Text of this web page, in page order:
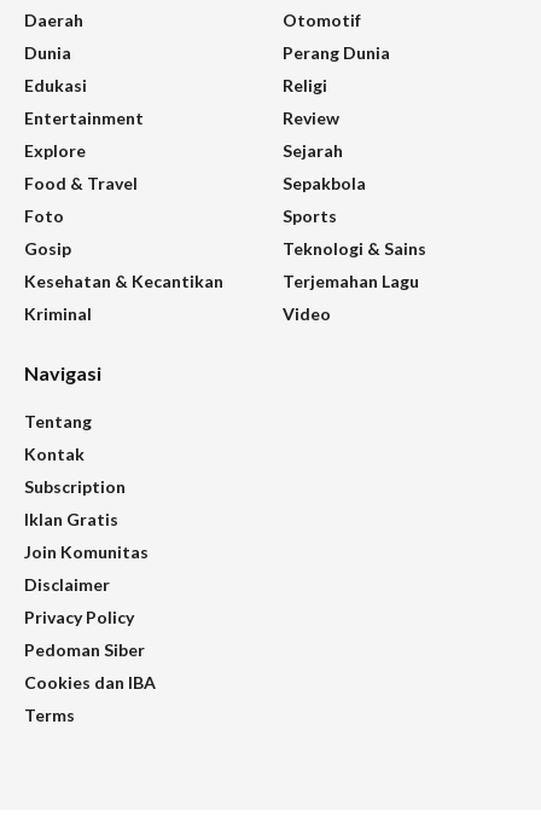
Daerah
Dunia
Edukasi
Entertainment
Explore
Food & Travel
Foto
Gosip
Kesehatan & Kecantikan
Kriminal
Otomotif
Perang Dunia
Religi
Review
Sejarah
Sepakbola
Sports
Teknologi & Sains
Terjemahan Lagu
Video
Navigasi
Tentang
Kontak
Subscription
Iklan Gratis
Join Komunitas
Disclaimer
Privacy Policy
Pedoman Siber
Cookies dan IBA
Terms